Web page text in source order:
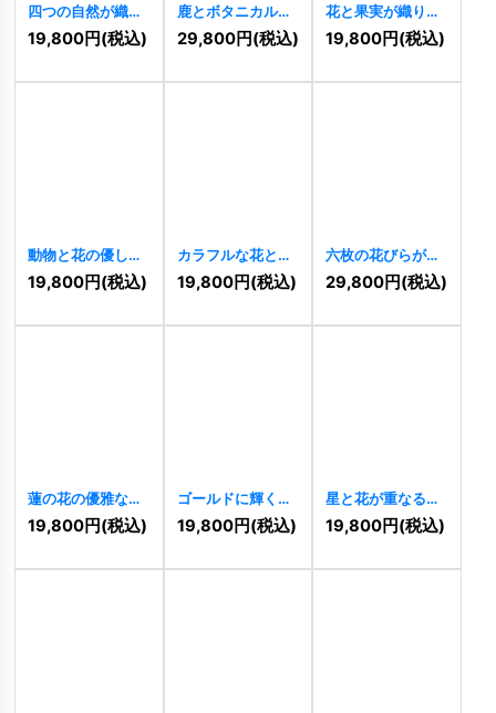
四つの自然が織り
なすハッピーライ
フロゴ [ 11353]
19,800円(税込)
鹿とボタニカルが
織りなす優雅な自
然派ロゴ [ 11347]
29,800円(税込)
花と果実が織りな
す伝統美のボタニ
カルロゴ 11345]
19,800円(税込)
動物と花の優しい
共生ロゴ [11341]
19,800円(税込)
カラフルな花と鳥
のツリーロゴ
11335 ]
19,800円(税込)
六枚の花びらが織
りなす調和のオー
ガニックロゴ
29,800円(税込)
蓮の花の優雅なグ
ラデーションロゴ
11311
19,800円(税込)
ゴールドに輝く花
の優雅なボタニカ
ルロゴ [11312]
19,800円(税込)
星と花が重なるエ
レガントなフラワ
ーロゴ [ 11288]
19,800円(税込)